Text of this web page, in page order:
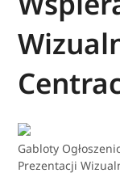
Gabloty
Prezentacji